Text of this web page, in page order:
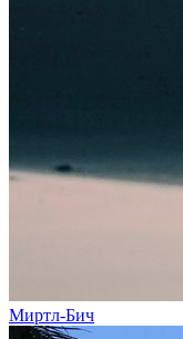
Миртл-Бич